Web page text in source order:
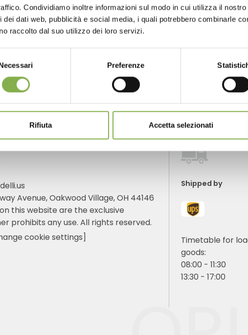
Condividiamo inoltre informazioni sul modo in cui utilizza il
dei dati web, pubblicità e social media, i quali potrebbero combinarle
raccolto dal suo utilizzo dei loro servizi.
Preferenze
Rifiuta Accetta selezionati
Phone
From monday to
+1 904 294 5920
Over 40
of
Avenue, Oakwood Village, OH 44146
this website are the exclusive
prohibits any use. All rights reserved.
cookie settings]
Shipped by
Timetable for
goods:
08:00 - 11:30
13:30 - 17:00